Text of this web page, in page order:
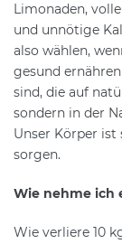
Limonaden,
und unnötige
also wählen,
gesund
sind, die auf
sondern in der
Unser Körper
sorgen.
Wie nehme ich
Wie verliere 10